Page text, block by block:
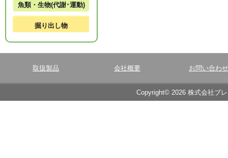
魚類・生物(代謝･運動)
掘り出し物
取扱製品 会社概要 お問い合わせ
Copyright© 2026 株式会社ブ